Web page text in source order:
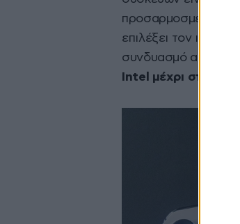
προσαρμοσμένο
επιλέξει τον ισχυρό
συνδυασμό
Intel μέχρι